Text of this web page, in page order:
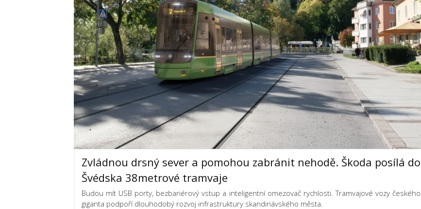
Zvládnou drsný sever a pomohou zabránit nehodě. Škoda posílá do
Švédska 38metrové tramvaje
Budou mít USB porty, bezbariérový vstup a inteligentní omezovač rychlosti. Tramvajové vozy českého
giganta podpoří dlouhodobý rozvoj infrastruktury skandinávského města.